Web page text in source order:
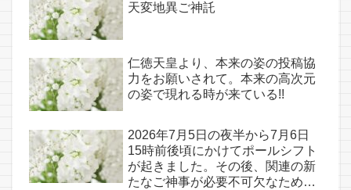
天変地異ご神託
仁徳天皇より、本来の姿の投稿協
力をお願いされて。本来の高次元
の姿で現れる時が来ている!!
2026年7月5日の夜半から7月6日
15時前後頃にかけてポールシフト
が起きました。その後、関連の新
たなご神事が必要不可欠なため、